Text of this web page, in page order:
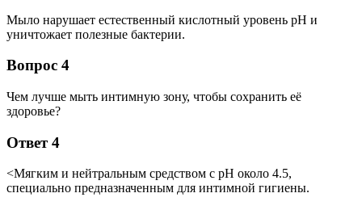
Мыло нарушает естественный кислотный уровень pH и
уничтожает полезные бактерии.
Вопрос 4
Чем лучше мыть интимную зону, чтобы сохранить её
здоровье?
Ответ 4
<Мягким и нейтральным средством с pH около 4.5,
специально предназначенным для интимной гигиены.